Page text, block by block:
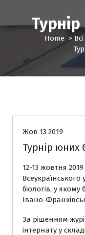
Home >
Жов 13 2019
Турнір юних
12-13 жовтня
Всеукраїнського
біологів, у
Івано-
За рішенням
інтернату у